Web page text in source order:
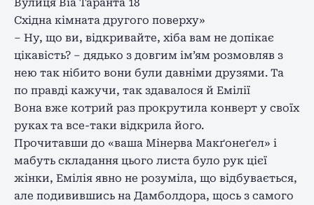
Вулиця Віа Таранта 18
Східна кімната другого поверху»
– Ну, що ви, відкривайте, хіба вам не допікає
цікавість? – дядько з довгим ім’ям розмовляв з
нею так нібито вони були давніми друзями. Та
по правді кажучи, так здавалося й Емілії
Вона вже котрий раз прокрутила конверт у своїх
руках та все-таки відкрила його.
Прочитавши до «ваша Мінерва Макґонеґел» і
мабуть складання цього листа було рук цієї
жінки, Емілія явно не розуміла, що відбувається,
але подивившись на Дамболдора, щось з самого